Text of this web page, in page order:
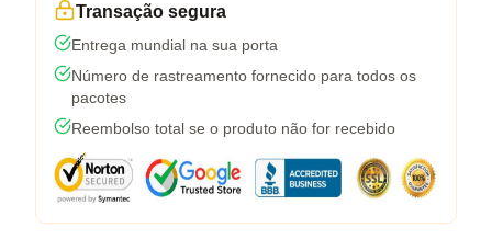
Transação segura
Entrega mundial na sua porta
Número de rastreamento fornecido para todos os
pacotes
Reembolso total se o produto não for recebido